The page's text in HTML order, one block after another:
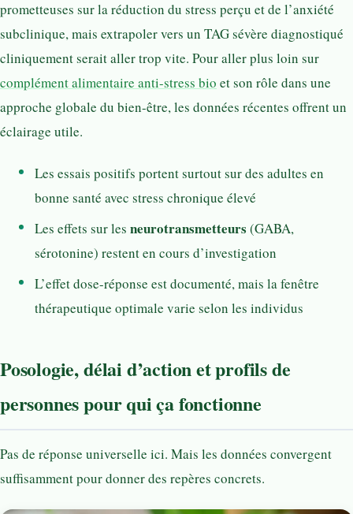
prometteuses sur la réduction du stress perçu et de l’anxiété
subclinique, mais extrapoler vers un TAG sévère diagnostiqué
cliniquement serait aller trop vite. Pour aller plus loin sur
complément alimentaire anti-stress bio et son rôle dans une
approche globale du bien-être, les données récentes offrent un
éclairage utile.
Les essais positifs portent surtout sur des adultes en
bonne santé avec stress chronique élevé
Les effets sur les neurotransmetteurs (GABA,
sérotonine) restent en cours d’investigation
L’effet dose-réponse est documenté, mais la fenêtre
thérapeutique optimale varie selon les individus
Posologie, délai d’action et profils de
personnes pour qui ça fonctionne
Pas de réponse universelle ici. Mais les données convergent
suffisamment pour donner des repères concrets.